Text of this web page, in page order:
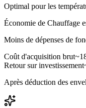
Optimal pour les
Économie de Chauffage
Moins de dépenses de
Coût d'acquisition brut~
Retour sur investissement
Après déduction des